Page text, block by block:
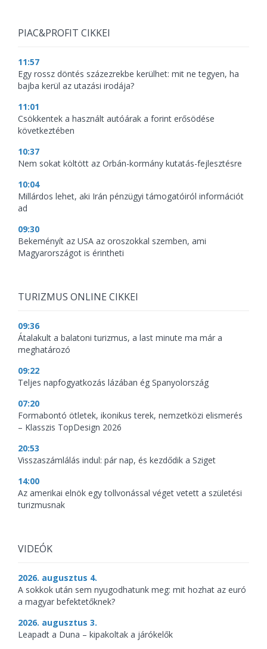
PIAC&PROFIT CIKKEI
11:57
Egy rossz döntés százezrekbe kerülhet: mit ne tegyen, ha
bajba kerül az utazási irodája?
11:01
Csökkentek a használt autóárak a forint erősödése
következtében
10:37
Nem sokat költött az Orbán-kormány kutatás-fejlesztésre
10:04
Millárdos lehet, aki Irán pénzügyi támogatóiról információt
ad
09:30
Bekeményít az USA az oroszokkal szemben, ami
Magyarországot is érintheti
TURIZMUS ONLINE CIKKEI
09:36
Átalakult a balatoni turizmus, a last minute ma már a
meghatározó
09:22
Teljes napfogyatkozás lázában ég Spanyolország
07:20
Formabontó ötletek, ikonikus terek, nemzetközi elismerés
– Klasszis TopDesign 2026
20:53
Visszaszámlálás indul: pár nap, és kezdődik a Sziget
14:00
Az amerikai elnök egy tollvonással véget vetett a születési
turizmusnak
VIDEÓK
2026. augusztus 4.
A sokkok után sem nyugodhatunk meg: mit hozhat az euró
a magyar befektetőknek?
2026. augusztus 3.
Leapadt a Duna – kipakoltak a járókelők